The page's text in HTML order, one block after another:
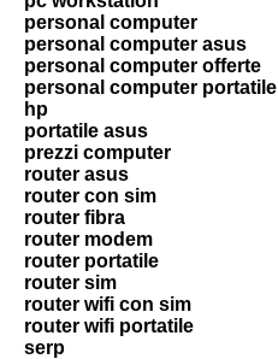
personal computer
personal computer asus
personal computer offerte
personal computer portatile
hp
portatile asus
prezzi computer
router asus
router con sim
router fibra
router modem
router portatile
router sim
router wifi con sim
router wifi portatile
serp